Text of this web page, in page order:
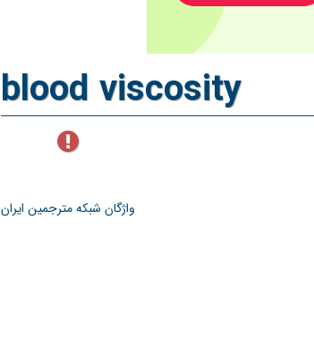
blood viscosity
واژگان شبکه مترجمین ایران